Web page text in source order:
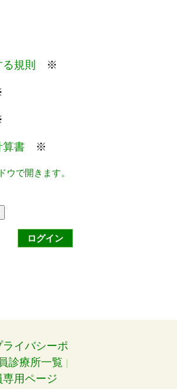
規則 ※
書 ※
で開きます。
ログイン
ライバシーポ
診療所一覧
専用ページ